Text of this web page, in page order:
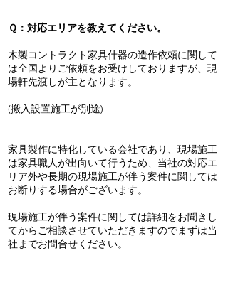
Ｑ：対応エリアを教えてください。
木製コントラクト家具什器の造作依頼に関して
は全国よりご依頼をお受けしておりますが、現
場軒先渡しが主となります。
(搬入設置施工が別途)
家具製作に特化している会社であり、現場施工
は家具職人が出向いて行うため、当社の対応エ
リア外や長期の現場施工が伴う案件に関しては
お断りする場合がございます。
現場施工が伴う案件に関しては詳細をお聞きし
てからご相談させていただきますのでまずは当
社までお問合せください。